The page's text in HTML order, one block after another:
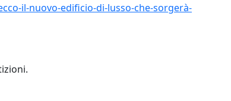
il-nuovo-edificio-di-lusso-che-sorgerà-